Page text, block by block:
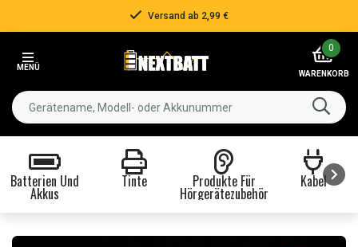
Über 500.000 Kunden!
MENÜ
0
WARENKORB
Batterien Und
Akkus
Tinte Produkte Für
Hörgerätezubehör
Kabel